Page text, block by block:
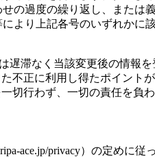
の過度の繰り返し、または
より上記各号のいずれかに
滞なく当該変更後の情報を
不正に利用し得たポイント
切行わず、一切の責任を負わ
ace.jp/privacy）の定めに